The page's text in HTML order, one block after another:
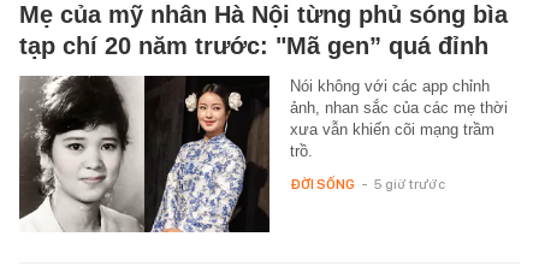
Mẹ của mỹ nhân Hà Nội từng phủ sóng bìa
tạp chí 20 năm trước: "Mã gen” quá đỉnh
Nói không với các app chỉnh
ảnh, nhan sắc của các mẹ thời
xưa vẫn khiến cõi mạng trầm
trồ.
ĐỜI SỐNG - 5 giờ trước